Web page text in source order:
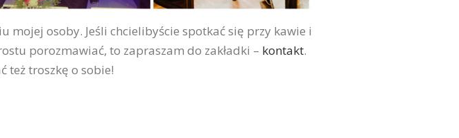
mojej osoby. Jeśli chcielibyście spotkać się przy kawie i
porozmawiać, to zapraszam do zakładki – kontakt.
też troszkę o sobie!